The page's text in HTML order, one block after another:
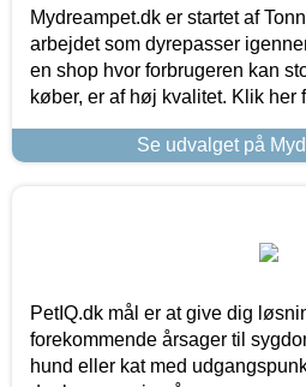
Mydreampet.dk er startet af
arbejdet som dyrepasser
en shop hvor forbrugeren kan
køber, er af høj kvalitet. Klik her
Se udvalget på
PetIQ.dk mål er at give dig
forekommende årsager til
hund eller kat med